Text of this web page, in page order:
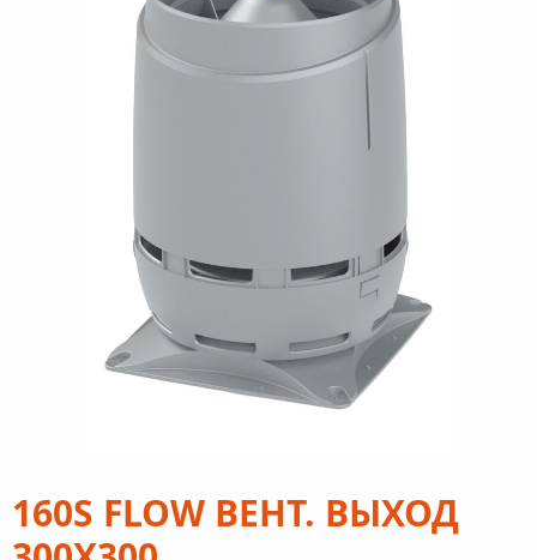
160S FLOW ВЕНТ. ВЫХОД